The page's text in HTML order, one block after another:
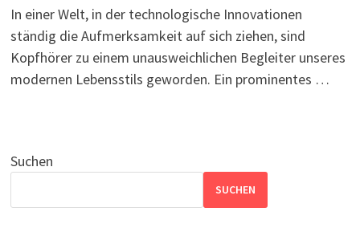
In einer Welt, in der technologische Innovationen
ständig die Aufmerksamkeit auf sich ziehen, sind
Kopfhörer zu einem unausweichlichen Begleiter unseres
modernen Lebensstils geworden. Ein prominentes …
Suchen
SUCHEN